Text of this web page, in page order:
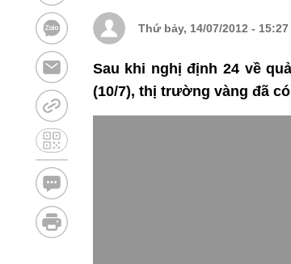
Thứ bảy, 14/07/2012 - 15:27
Sau khi nghị định 24 về
(10/7), thị trường vàng đã